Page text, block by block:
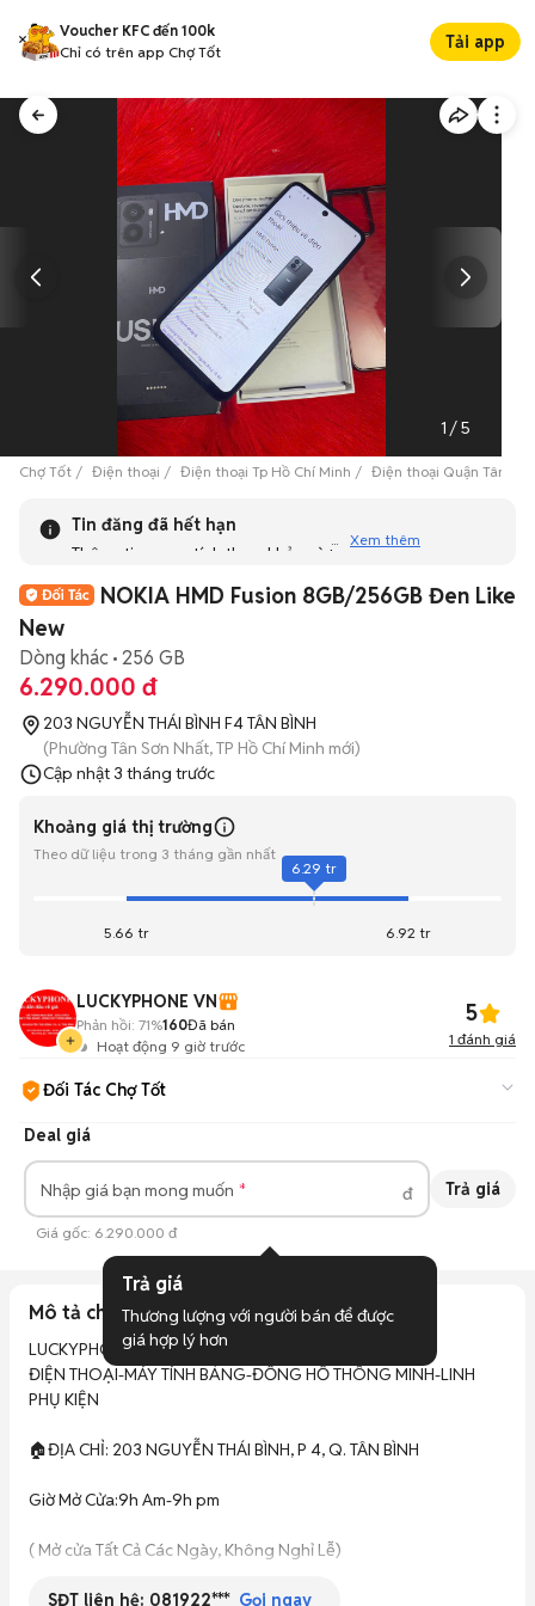
Voucher KFC đến 100k
Chỉ có trên app Chợ Tốt
Tải app
1 /5
Chợ Tốt Điện thoại Điện thoại Tp Hồ Chí Minh Điện thoại Quận Tân
Tin đăng đã hết hạn
Thông tin mang tính tham khảo và bạn không thể liên hệ
tương tự khác dưới đây nhé!
Xem thêm
NOKIA HMD Fusion 8GB/256GB Đen Like
New
Dòng khác 256 GB
6.290.000 đ
203 NGUYỄN THÁI BÌNH F4 TÂN BÌNH
(Phường Tân Sơn Nhất, TP Hồ Chí Minh mới)
Cập nhật3 tháng trước
Khoảng giá thị trường
Theo dữ liệu trong 3 tháng gần nhất
5.66 tr 6.92 tr
6.29 tr
LUCKYPHONE VN
Hoạt động 9 giờ trước
Phản hồi: 71%160Đã bán 5
1 đánh giá
Đối Tác Chợ Tốt
Cam kết hàng đúng mô tả, bảo hành ít nhất 3 tháng, hỗ trợ đổi
Deal giá
Nhập giá bạn mong muốn đ Trả giá
Giá gốc: 6.290.000 đ
Mô tả chi tiết
LUCKYPHONE VN HỆ THỐNG MUA BÁN - SỬA CHỮA
ĐIỆN THOẠI-MÁY TÍNH BẢNG-ĐỒNG HỒ THÔNG MINH-LINH
PHỤ KIỆN
🏠ĐỊA CHỈ: 203 NGUYỄN THÁI BÌNH, P 4, Q. TÂN BÌNH
Giờ Mở Cửa:9h Am-9h pm
( Mở cửa Tất Cả Các Ngày, Không Nghỉ Lễ)
SĐT liên hệ: 081922*** Gọi ngay
Trả giá
Thương lượng với người bán để được
giá hợp lý hơn